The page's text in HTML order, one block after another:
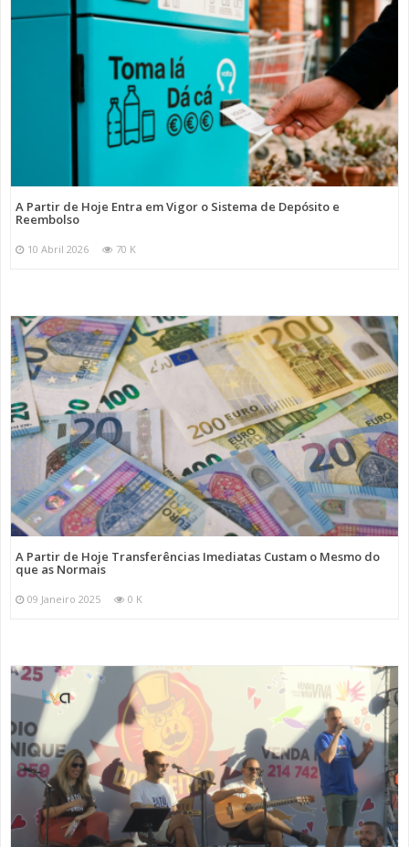
A Partir de Hoje Entra em Vigor o Sistema de Depósito e
Reembolso
10 Abril 2026 70 K
A Partir de Hoje Transferências Imediatas Custam o Mesmo do
que as Normais
09 Janeiro 2025 0 K